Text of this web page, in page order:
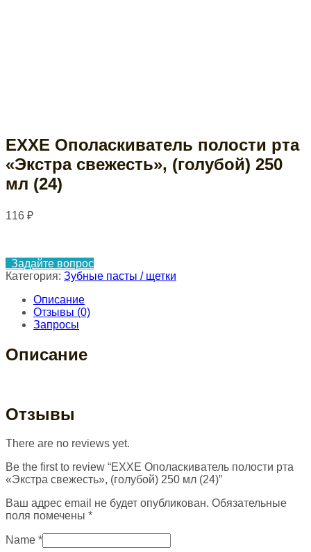
EXXE Ополаскиватель полости рта
«Экстра свежесть», (голубой) 250
мл (24)
116 ₽
Задайте вопрос
Категория: Зубные пасты / щетки
Описание
Отзывы (0)
Запросы
Описание
Отзывы
There are no reviews yet.
Be the first to review “EXXE Ополаскиватель полости рта
«Экстра свежесть», (голубой) 250 мл (24)”
Ваш адрес email не будет опубликован. Обязательные
поля помечены *
Name *